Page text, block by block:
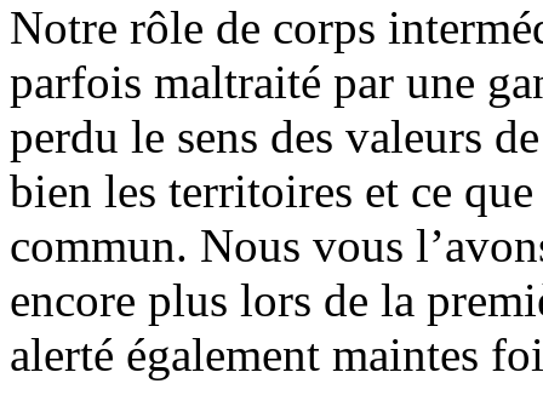
Notre rôle de corps
parfois maltraité par une
perdu le sens des valeurs
bien les territoires et ce
commun. Nous vous
encore plus lors de la
alerté également maintes